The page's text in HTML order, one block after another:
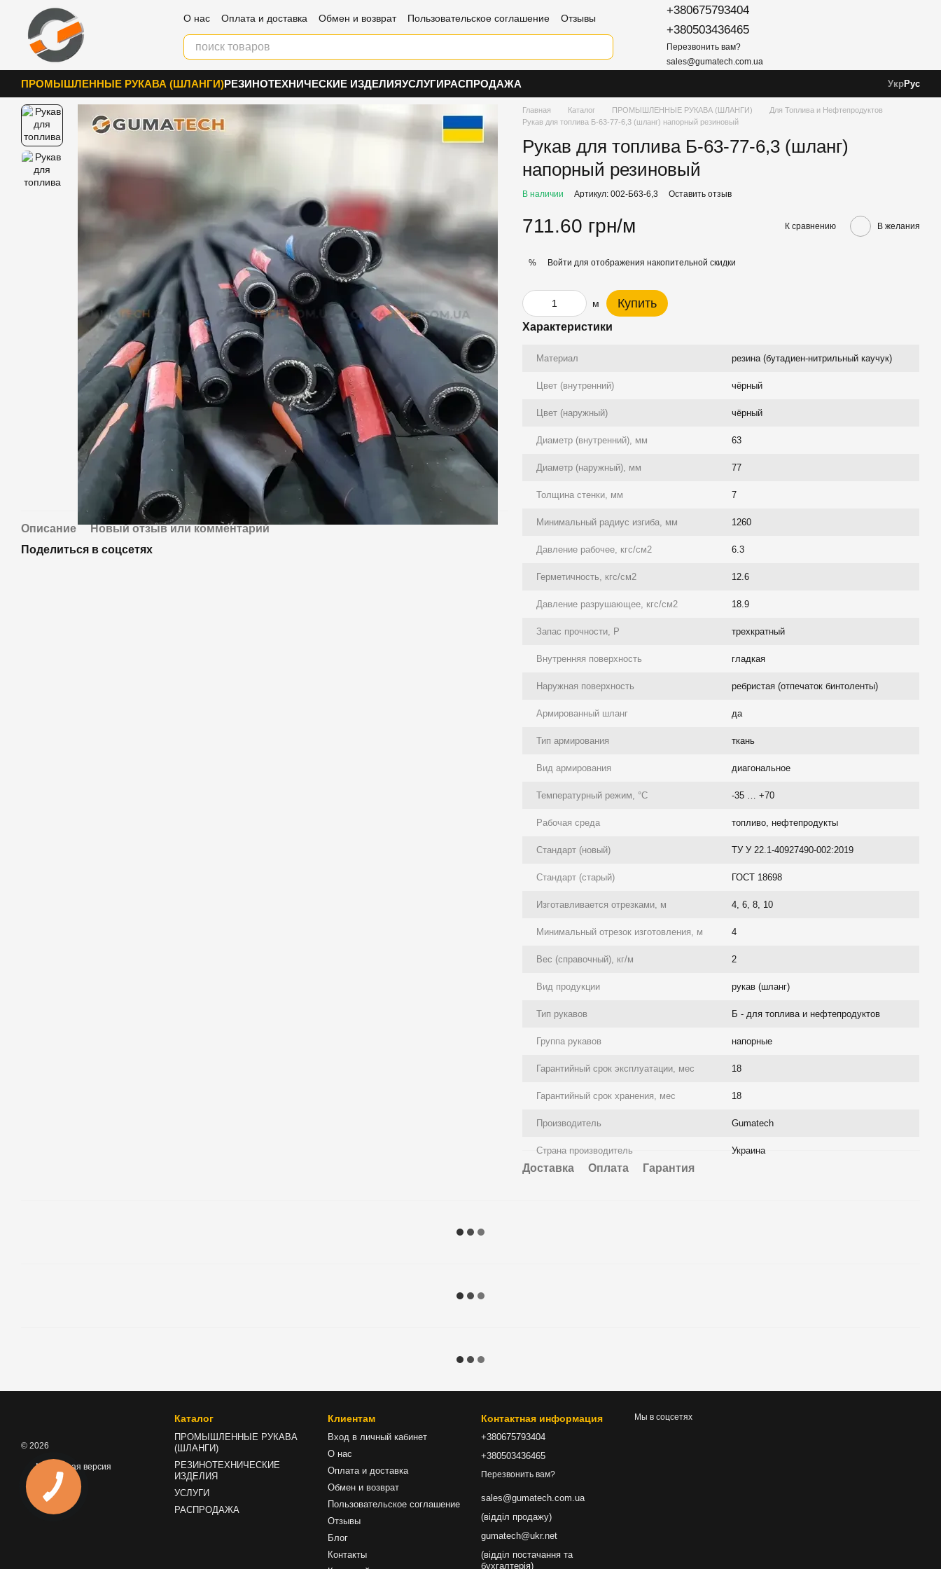
Перейти к основному контенту
О нас Оплата и доставка Обмен и возврат Пользовательское соглашение
Отзывы
Блог
Контакты
+380675793404
+380503436465
Перезвонить вам?
sales@gumatech.com.ua
ПРОМЫШЛЕННЫЕ РУКАВА (ШЛАНГИ)РЕЗИНОТЕХНИЧЕСКИЕ ИЗДЕЛИЯУСЛУГИРАСПРОДАЖА УкрРус
Описание
Новый отзыв или комментарий
Поделиться в соцсетях
Главная Каталог ПРОМЫШЛЕННЫЕ РУКАВА (ШЛАНГИ)
Для Топлива и Нефтепродуктов
Рукав для топлива Б-63-77-6,3 (шланг) напорный резиновый
Рукав для топлива Б-63-77-6,3 (шланг)
напорный резиновый
В наличии Артикул: 002-Б63-6,3 Оставить отзыв
711.60 грн/м К сравнению В желания
% Войти для отображения накопительной скидки
м Купить
Характеристики
Материал резина (бутадиен-нитрильный каучук)
Цвет (внутренний) чёрный
Цвет (наружный) чёрный
Диаметр (внутренний), мм 63
Диаметр (наружный), мм 77
Толщина стенки, мм 7
Минимальный радиус изгиба, мм 1260
Давление рабочее, кгс/см2 6.3
Герметичность, кгс/см2 12.6
Давление разрушающее, кгс/см2 18.9
Запас прочности, P трехкратный
Внутренняя поверхность гладкая
Наружная поверхность ребристая (отпечаток бинтоленты)
Армированный шланг да
Тип армирования ткань
Вид армирования диагональное
Температурный режим, °C -35 … +70
Рабочая среда топливо, нефтепродукты
Стандарт (новый) ТУ У 22.1-40927490-002:2019
Стандарт (старый) ГОСТ 18698
Изготавливается отрезками, м 4, 6, 8, 10
Минимальный отрезок изготовления, м 4
Вес (справочный), кг/м 2
Вид продукции рукав (шланг)
Тип рукавов Б - для топлива и нефтепродуктов
Группа рукавов напорные
Гарантийный срок эксплуатации, мес 18
Гарантийный срок хранения, мес 18
Производитель Gumatech
Страна производитель Украина
Доставка Оплата Гарантия
© 2026
Мобильная версия
Каталог
ПРОМЫШЛЕННЫЕ РУКАВА
(ШЛАНГИ)
РЕЗИНОТЕХНИЧЕСКИЕ
ИЗДЕЛИЯ
УСЛУГИ
РАСПРОДАЖА
Клиентам
Вход в личный кабинет
О нас
Оплата и доставка
Обмен и возврат
Пользовательское соглашение
Отзывы
Блог
Контакты
Контактная информация
+380675793404
+380503436465
Перезвонить вам?
sales@gumatech.com.ua
(відділ продажу)
gumatech@ukr.net
(відділ постачання та
бухгалтерія)
Мы в соцсетях